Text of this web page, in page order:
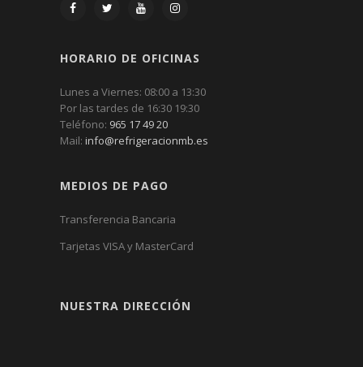
HORARIO DE OFICINAS
Lunes a Viernes: 08:00 a 13:30
Por las tardes de 16:30 19:30
Teléfono: 965 17 49 20
Mail: info@refrigeracionmb.es
MEDIOS DE PAGO
Transferencia Bancaria
Tarjetas VISA y MasterCard
NUESTRA DIRECCIÓN